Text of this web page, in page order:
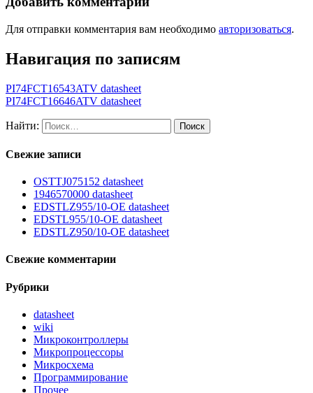
Для отправки комментария вам необходимо авторизоваться.
Навигация по записям
PI74FCT16543ATV datasheet
PI74FCT16646ATV datasheet
Найти:
Свежие записи
OSTTJ075152 datasheet
1946570000 datasheet
EDSTLZ955/10-OE datasheet
EDSTL955/10-OE datasheet
EDSTLZ950/10-OE datasheet
Свежие комментарии
Рубрики
datasheet
wiki
Микроконтроллеры
Микропроцессоры
Микросхема
Программирование
Прочее